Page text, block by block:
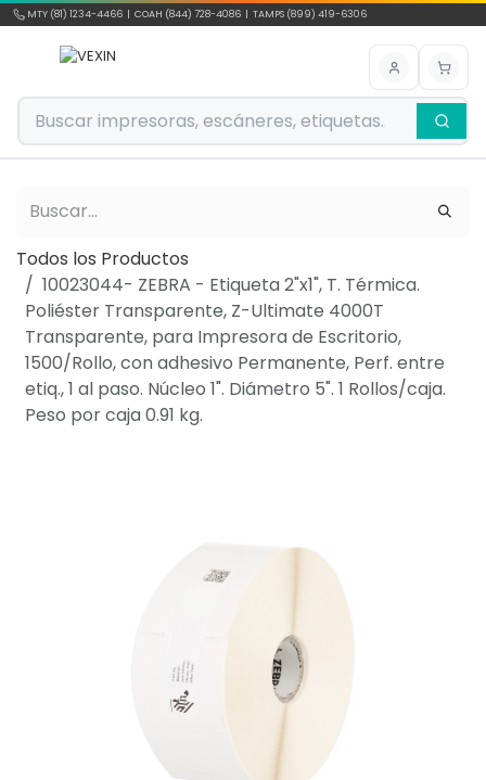
Ir al contenido
MTY (81) 1234-4466 | COAH (844) 728-4086 | TAMPS (899) 419-6306
Todos los Productos
10023044- ZEBRA - Etiqueta 2"x1", T. Térmica.
Poliéster Transparente, Z-Ultimate 4000T
Transparente, para Impresora de Escritorio,
1500/Rollo, con adhesivo Permanente, Perf. entre
etiq., 1 al paso. Núcleo 1". Diámetro 5". 1 Rollos/caja.
Peso por caja 0.91 kg.